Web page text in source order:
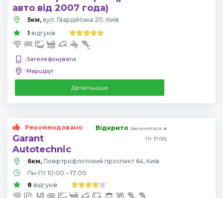
авто від 2007 года)
5км, вул. Гвардійська 20, Київ
1 відгуків
Зателефонувати
Маршрут
Детальніше
Рекомендовано
Garant
Autotechnic
Відкрито (зачиниться в
Пт 17:00)
6км,
Повіртрофлотский проспект 64, Київ
Пн-Пт 10:00 – 17:00
8 відгуків